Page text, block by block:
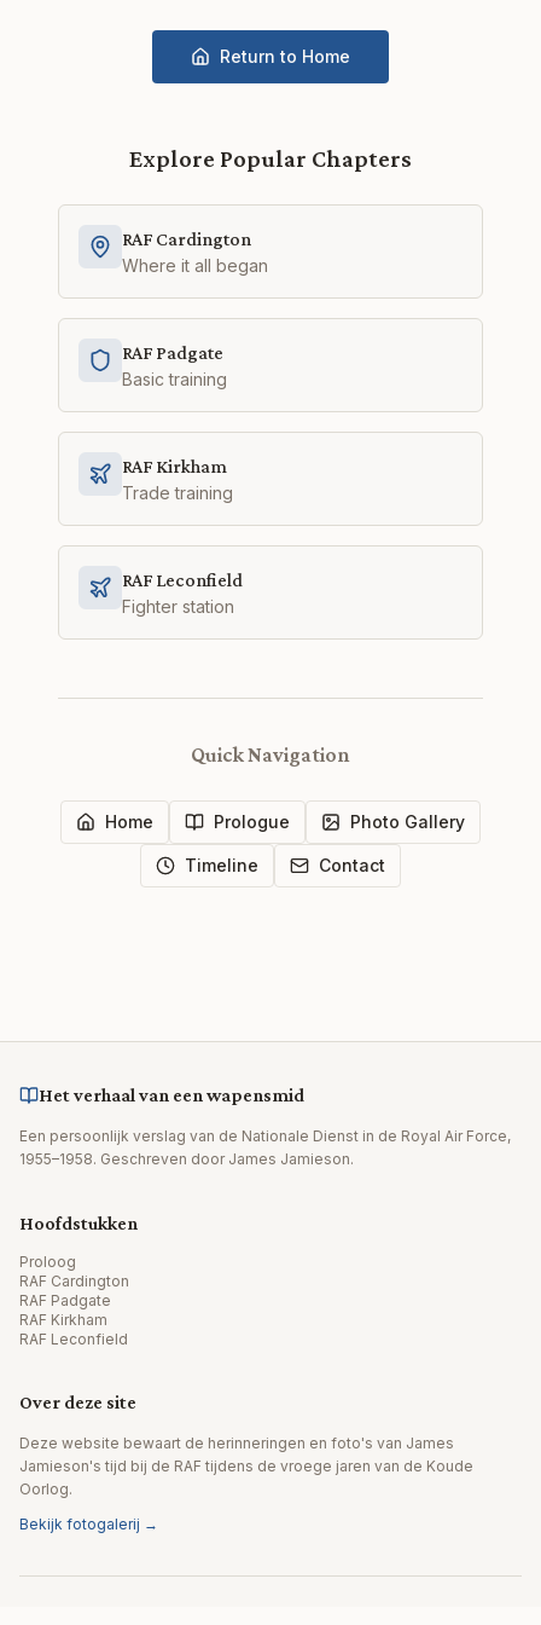
Return to Home
Explore Popular Chapters
RAF Cardington
Where it all began
RAF Padgate
Basic training
RAF Kirkham
Trade training
RAF Leconfield
Fighter station
Quick Navigation
Home Prologue Photo Gallery
Timeline Contact
Het verhaal van een wapensmid
Een persoonlijk verslag van de Nationale Dienst in de Royal Air Force,
1955–1958. Geschreven door James Jamieson.
Hoofdstukken
Proloog
RAF Cardington
RAF Padgate
RAF Kirkham
RAF Leconfield
Over deze site
Deze website bewaart de herinneringen en foto's van James
Jamieson's tijd bij de RAF tijdens de vroege jaren van de Koude
Oorlog.
Bekijk fotogalerij →